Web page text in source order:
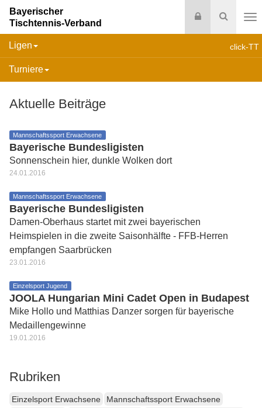
Suche
Login
Bayerischer
Tischtennis-Verband
click-TT
Ligen
Turniere
Aktuelle Beiträge
Mannschaftssport Erwachsene
Bayerische Bundesligisten
Sonnenschein hier, dunkle Wolken dort
24.01.2016
Mannschaftssport Erwachsene
Bayerische Bundesligisten
Damen-Oberhaus startet mit zwei bayerischen
Heimspielen in die zweite Saisonhälfte - FFB-Herren
empfangen Saarbrücken
23.01.2016
Einzelsport Jugend
JOOLA Hungarian Mini Cadet Open in Budapest
Mike Hollo und Matthias Danzer sorgen für bayerische
Medaillengewinne
19.01.2016
Rubriken
Einzelsport Erwachsene
Mannschaftssport Erwachsene